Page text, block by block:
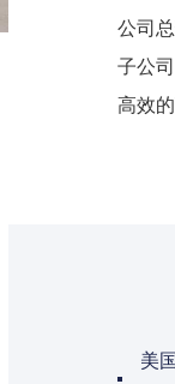
公司
子公
高效
美